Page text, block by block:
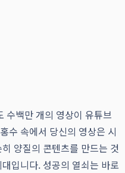
수백만 개의 영상이 유튜브
수 속에서 당신의 영상은 시
양질의 콘텐츠를 만드는 것
입니다. 성공의 열쇠는 바로